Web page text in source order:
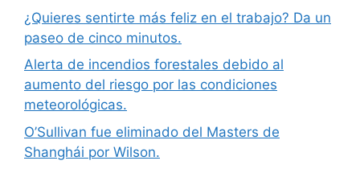
¿Quieres sentirte más feliz en el trabajo? Da un
paseo de cinco minutos.
Alerta de incendios forestales debido al
aumento del riesgo por las condiciones
meteorológicas.
O’Sullivan fue eliminado del Masters de
Shanghái por Wilson.